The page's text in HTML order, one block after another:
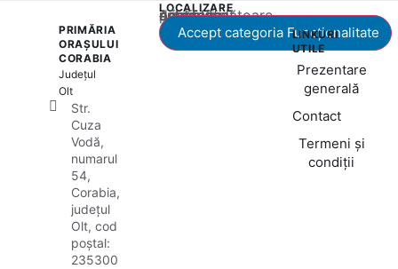
PRIMĂRIA
ORAȘULUI
CORABIA
Județul
Olt
Str.
Cuza
Vodă,
numarul
54,
Corabia,
județul
Olt, cod
poștal:
235300
LOCALIZARE
Acest conținut este blocat până când acceptați categoria corespunzătoare de cookie-uri.
Accept categoria Funcționalitate
LINKURI
UTILE
Prezentare
generală
Contact
Termeni și
condiții